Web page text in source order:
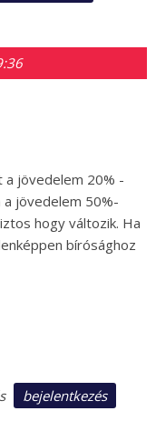
jövedelem 20% -
jövedelem 50%-
hogy változik. Ha
bírósághoz
bejelentkezés